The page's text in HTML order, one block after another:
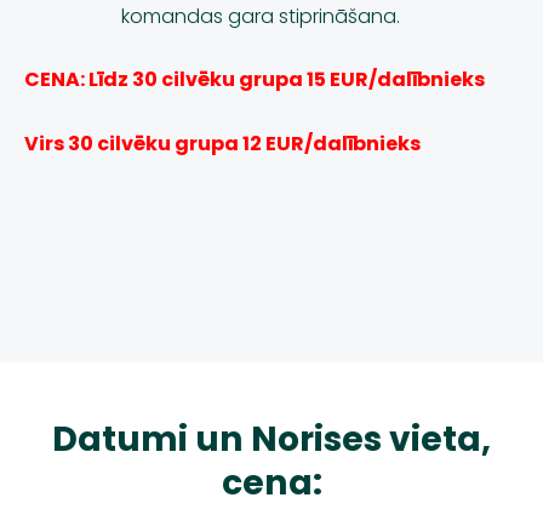
komandas gara stiprināšana.
CENA: Līdz 30 cilvēku grupa 15 EUR/dalībnieks
Virs 30 cilvēku grupa 12 EUR/dalībnieks
Datumi un Norises vieta,
cena: